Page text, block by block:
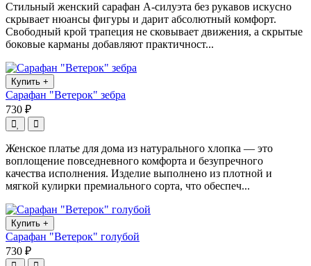
Стильный женский сарафан А-силуэта без рукавов искусно
скрывает нюансы фигуры и дарит абсолютный комфорт.
Свободный крой трапеция не сковывает движения, а скрытые
боковые карманы добавляют практичност...
Купить +
Сарафан "Ветерок" зебра
730 ₽
Женское платье для дома из натурального хлопка — это
воплощение повседневного комфорта и безупречного
качества исполнения. Изделие выполнено из плотной и
мягкой кулирки премиального сорта, что обеспеч...
Купить +
Сарафан "Ветерок" голубой
730 ₽